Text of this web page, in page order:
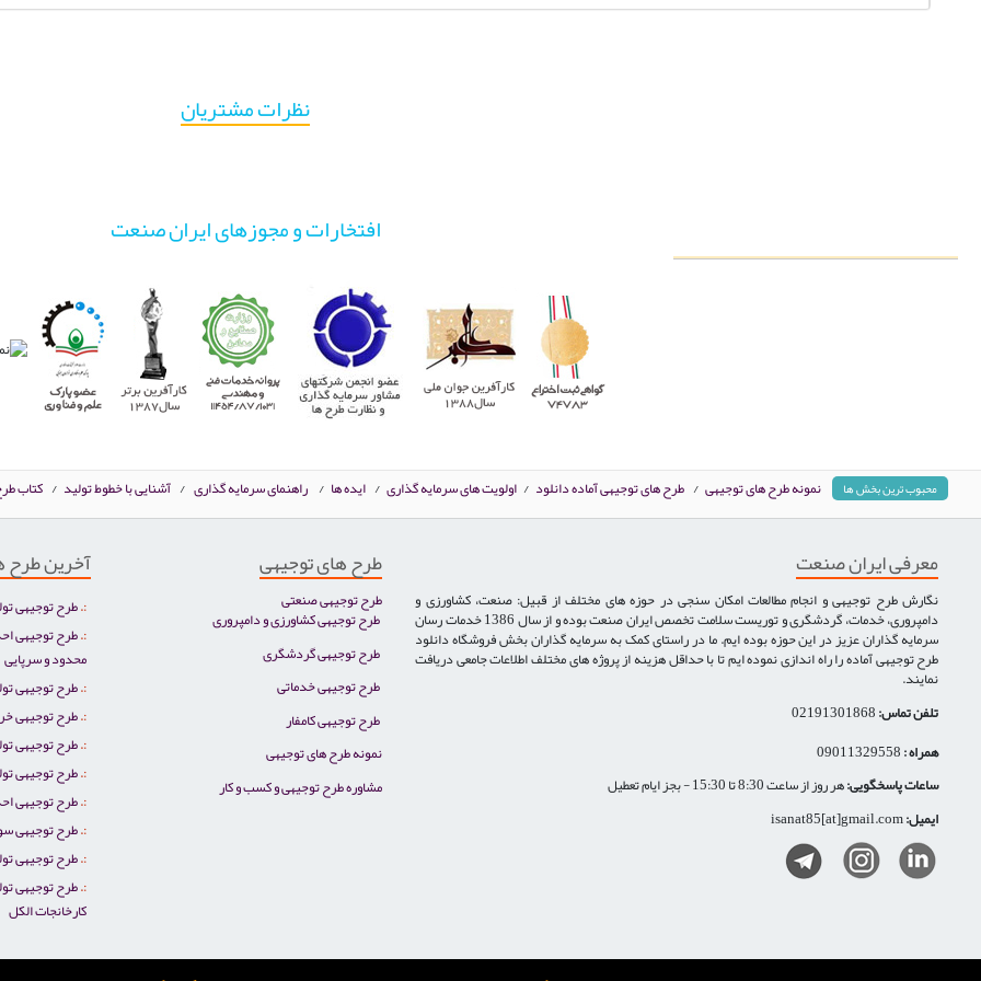
نظرات مشتریان
افتخارات و مجوزهای ایران صنعت
محبوب ترین بخش ها نمونه طرح های توجیهی / طرح های توجیهی آماده دانلود / اولویت های سرمایه گذاری / ایده ها / راهنمای سرمایه گذاری / آشنایی با خطوط تولید / کتاب
آخرین طرح
طرح توجیهی
طرح توجیهی
محدود و سرپایی
طرح توجیهی
طرح توجیهی
طرح توجیهی
طرح توجیهی
طرح توجیهی
طرح توجیهی
طرح توجیهی
طرح توجیهی
کارخانجات الکل
طرح های توجیهی
طرح توجیهی صنعتی
طرح توجیهی کشاورزی و دامپروری
طرح توجیهی گردشگری
طرح توجیهی خدماتی
طرح توجیهی کامفار
نمونه طرح های توجیهی
مشاوره طرح توجیهی و کسب و کار
معرفی ایران صنعت
نگارش طرح توجیهی و انجام مطالعات امکان سنجی در حوزه های مختلف از قبیل: صنعت، کشاورزی و
دامپروری، خدمات، گردشگری و توریست سلامت تخصص ایران صنعت بوده و از سال 1386 خدمات رسان
سرمایه گذاران عزیز در این حوزه بوده ایم. ما در راستای کمک به سرمایه گذاران بخش فروشگاه دانلود
طرح توجیهی آماده را راه اندازی نموده ایم تا با حداقل هزینه از پروژه های مختلف اطلاعات جامعی دریافت
نمایند.
تلفن تماس:
همراه :
ساعات پاسخگویی:هر روز از ساعت 8:30 تا 15:30 - بجز ایام تعطیل
ایمیل: